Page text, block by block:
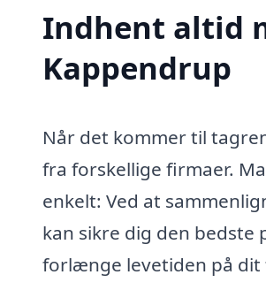
Indhent altid
Kappendrup
Når det kommer til
fra forskellige firmaer.
enkelt: Ved at
kan sikre dig den bedste
forlænge levetiden på dit